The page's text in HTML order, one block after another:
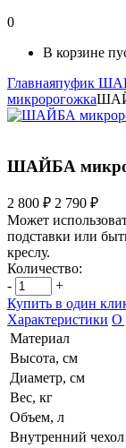
0
В корзине
Главнаяпуфик
микророгожка
ШАЙБА
2 800 ₽ 2 790 ₽
Может
подставки или
креслу.
Количество:
-
+
Купить в один
Характеристики О
Материал
Высота, см
Диаметр, см
Вес, кг
Объем, л
Внутренний чехол